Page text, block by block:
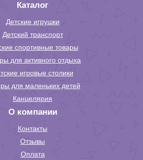
Каталог
Детские игрушки
Детский транспорт
спортивные товары
для активного отдыха
игровые столики
для маленьких детей
Канцелярия
О компании
Контакты
Отзывы
Оплата